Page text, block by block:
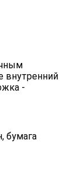
внутренний
-
бумага